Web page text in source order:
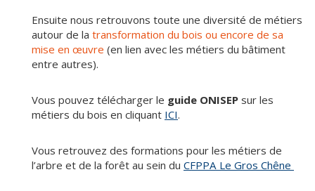
Ensuite nous retrouvons toute une diversité de métiers
autour de la transformation du bois ou encore de sa
mise en œuvre (en lien avec les métiers du bâtiment
entre autres).
Vous pouvez télécharger le guide ONISEP sur les
métiers du bois en cliquant ICI.
Vous retrouvez des formations pour les métiers de
l’arbre et de la forêt au sein du CFPPA Le Gros Chêne